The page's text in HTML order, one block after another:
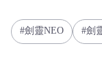
劍靈NEO 劍